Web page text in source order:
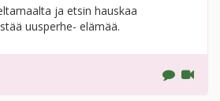
ja etsin hauskaa
uusperhe- elämää.